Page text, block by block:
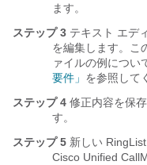
ます。
ステップ 3 テキスト エデ
を編集します。こ
ァイルの例につい
要件」 を参照して
ステップ 4 修正内容を保
す。
ステップ 5 新しい
Cisco Unified